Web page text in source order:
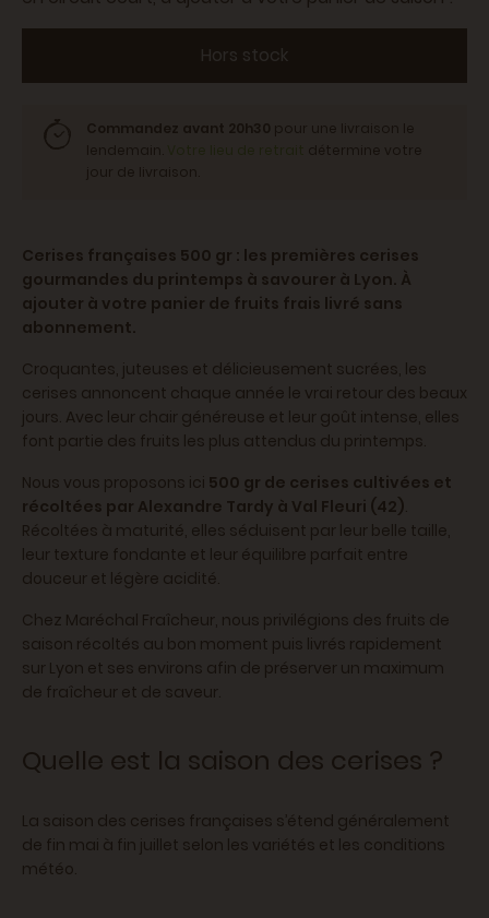
Hors stock
Cerises françaises 500 gr : les premières cerises
gourmandes du printemps à savourer à Lyon. À
ajouter à votre panier de fruits frais livré sans
abonnement.
Croquantes, juteuses et délicieusement sucrées, les
cerises annoncent chaque année le vrai retour des beaux
jours. Avec leur chair généreuse et leur goût intense, elles
font partie des fruits les plus attendus du printemps.
Nous vous proposons ici 500 gr de cerises cultivées et
récoltées par Alexandre Tardy à Val Fleuri (42).
Récoltées à maturité, elles séduisent par leur belle taille,
leur texture fondante et leur équilibre parfait entre
douceur et légère acidité.
Chez Maréchal Fraîcheur, nous privilégions des fruits de
saison récoltés au bon moment puis livrés rapidement
sur Lyon et ses environs afin de préserver un maximum
de fraîcheur et de saveur.
Quelle est la saison des cerises ?
La saison des cerises françaises s’étend généralement
de fin mai à fin juillet selon les variétés et les conditions
météo.